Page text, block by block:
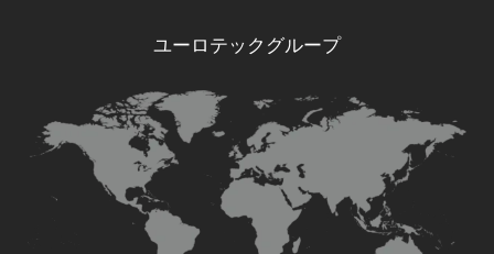
ユーロテックグループ